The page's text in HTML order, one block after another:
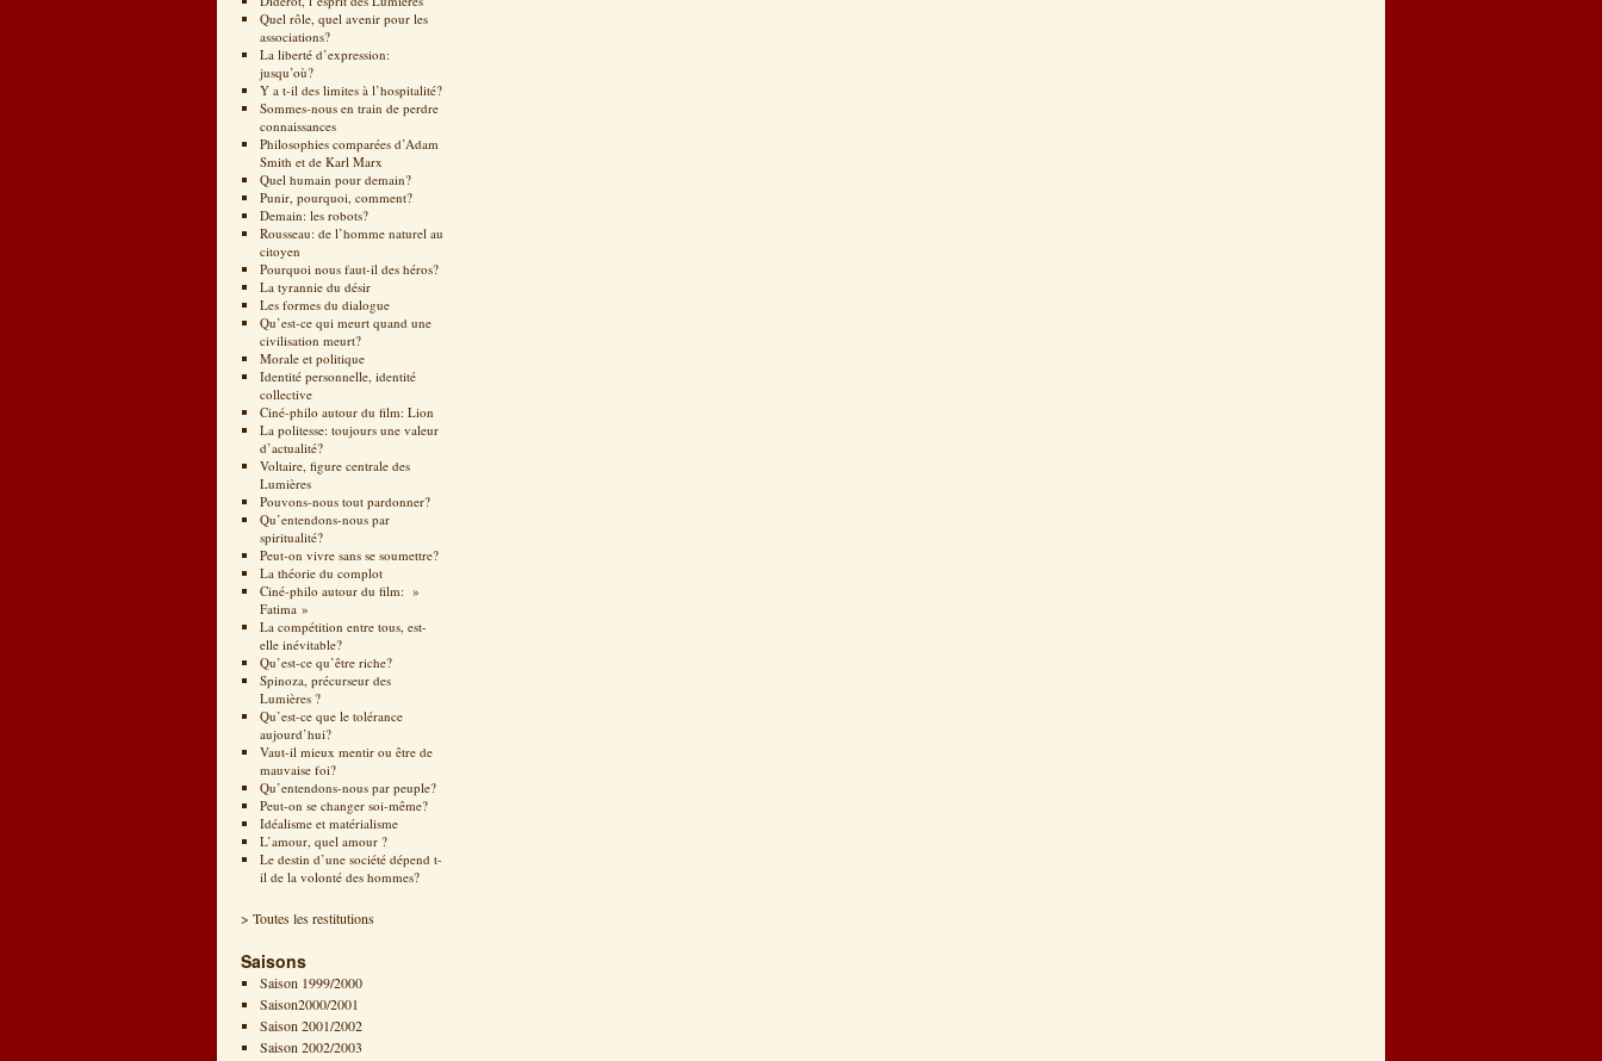
Quel rôle, quel avenir pour les
associations?
La liberté d’expression:
jusqu’où?
Y a t-il des limites à l’hospitalité?
Sommes-nous en train de perdre
connaissances
Philosophies comparées d’Adam
Smith et de Karl Marx
Quel humain pour demain?
Punir, pourquoi, comment?
Demain: les robots?
Rousseau: de l’homme naturel au
citoyen
Pourquoi nous faut-il des héros?
La tyrannie du désir
Les formes du dialogue
Qu’est-ce qui meurt quand une
civilisation meurt?
Morale et politique
Identité personnelle, identité
collective
Ciné-philo autour du film: Lion
La politesse: toujours une valeur
d’actualité?
Voltaire, figure centrale des
Lumières
Pouvons-nous tout pardonner?
Qu’entendons-nous par
spiritualité?
Peut-on vivre sans se soumettre?
La théorie du complot
Ciné-philo autour du film: »
Fatima »
La compétition entre tous, est-
elle inévitable?
Qu’est-ce qu’être riche?
Spinoza, précurseur des
Lumières ?
Qu’est-ce que le tolérance
aujourd’hui?
Vaut-il mieux mentir ou être de
mauvaise foi?
Qu’entendons-nous par peuple?
Peut-on se changer soi-même?
Idéalisme et matérialisme
L’amour, quel amour ?
Le destin d’une société dépend t-
il de la volonté des hommes?
> Toutes les restitutions
Saisons
Saison 1999/2000
Saison2000/2001
Saison 2001/2002
Saison 2002/2003